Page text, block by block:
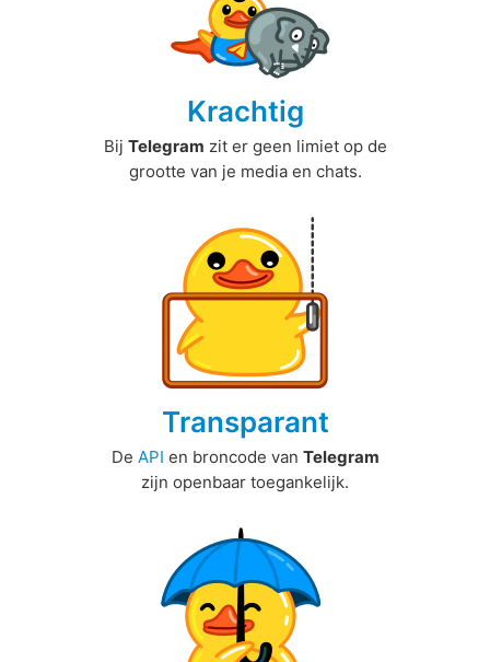
Krachtig
Bij Telegram zit er geen limiet op de
grootte van je media en chats.
Transparant
De API en broncode van Telegram
zijn openbaar toegankelijk.